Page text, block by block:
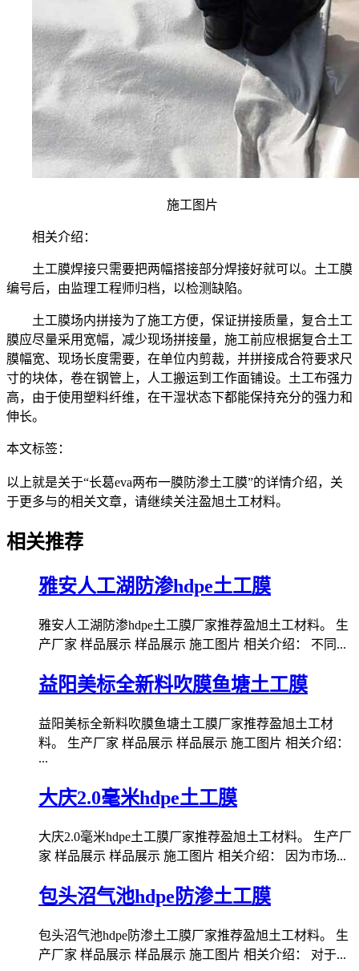
施工图片
相关介绍：
土工膜焊接只需要把两幅搭接部分焊接好就可以。土工膜
编号后，由监理工程师归档，以检测缺陷。
土工膜场内拼接为了施工方便，保证拼接质量，复合土工
膜应尽量采用宽幅，减少现场拼接量，施工前应根据复合土工
膜幅宽、现场长度需要，在单位内剪裁，并拼接成合符要求尺
寸的块体，卷在钢管上，人工搬运到工作面铺设。土工布强力
高，由于使用塑料纤维，在干湿状态下都能保持充分的强力和
伸长。
本文标签：
以上就是关于“长葛eva两布一膜防渗土工膜”的详情介绍，关
于更多与的相关文章，请继续关注盈旭土工材料。
相关推荐
雅安人工湖防渗hdpe土工膜
雅安人工湖防渗hdpe土工膜厂家推荐盈旭土工材料。 生
产厂家 样品展示 样品展示 施工图片 相关介绍： 不同...
益阳美标全新料吹膜鱼塘土工膜
益阳美标全新料吹膜鱼塘土工膜厂家推荐盈旭土工材
料。 生产厂家 样品展示 样品展示 施工图片 相关介绍：
...
大庆2.0毫米hdpe土工膜
大庆2.0毫米hdpe土工膜厂家推荐盈旭土工材料。 生产厂
家 样品展示 样品展示 施工图片 相关介绍： 因为市场...
包头沼气池hdpe防渗土工膜
包头沼气池hdpe防渗土工膜厂家推荐盈旭土工材料。 生
产厂家 样品展示 样品展示 施工图片 相关介绍： 对于...